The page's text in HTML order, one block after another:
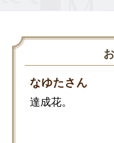
なゆたさん
達成花。